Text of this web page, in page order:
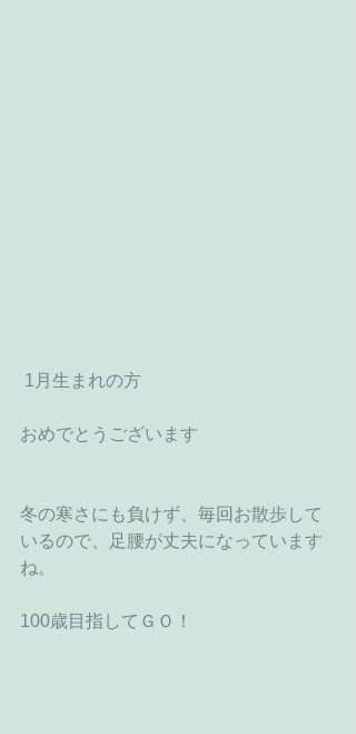
1月生まれの方
おめでとうございます
冬の寒さにも負けず、毎回お散歩して
いるので、足腰が丈夫になっています
ね。
100歳目指してＧＯ！